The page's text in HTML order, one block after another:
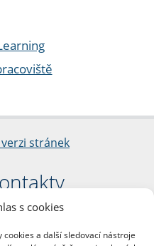
s cookies
a další sledovací nástroje
stránek
fakulta
1/2